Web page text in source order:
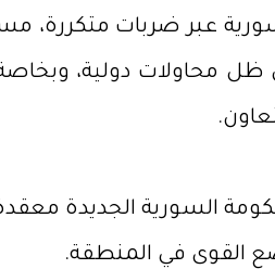
عبر ضربات متكررة،
محاولات دولية،
السورية الجديدة
القوى في المنطقة.